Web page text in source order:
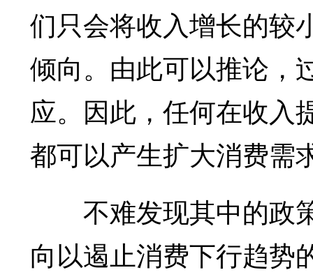
们只会将收入增长的较
倾向。由此可以推论，
应。因此，任何在收入
都可以产生扩大消费需
不难发现其中的政
向以遏止消费下行趋势